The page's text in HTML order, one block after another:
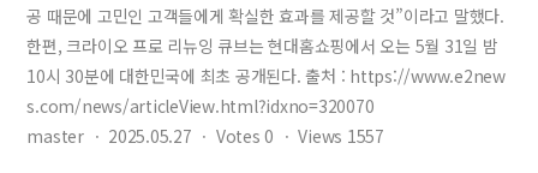
공 때문에 고민인 고객들에게 확실한 효과를 제공할 것”이라고 말했다.
한편, 크라이오 프로 리뉴잉 큐브는 현대홈쇼핑에서 오는 5월 31일 밤
10시 30분에 대한민국에 최초 공개된다. 출처 : https://www.e2new
s.com/news/articleView.html?idxno=320070
master ㆍ 2025.05.27 ㆍ Votes 0 ㆍ Views 1557